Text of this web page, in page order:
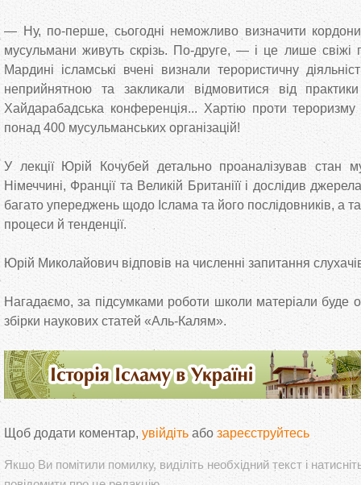
— Ну, по‑перше, сьогодні неможливо визначити кордони
мусульмани живуть скрізь. По‑друге, — і це лише
Мардині ісламські вчені визнали терористичну
неприйнятною та закликали відмовитися від
Хайдарабадська конференція... Хартію проти тероризму
понад 400 мусульманських організацій!
У лекції Юрій Кочубей детально проаналізував стан
Німеччині, Франції та Великій Британіїї і дослідив
багато упереджень щодо Іслама та його послідовників, а
процеси й тенденції.
Юрій Миколайович відповів на численні запитання
Нагадаємо, за підсумками роботи школи матеріали буде
збірки наукових статей «Аль‑Калям».
Щоб додати коментар, увійдіть або зареєструйтесь
Якшо Ви помітили помилку, виділіть необхідний текст і